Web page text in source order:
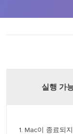
실행 가
1. Mac이 종료되